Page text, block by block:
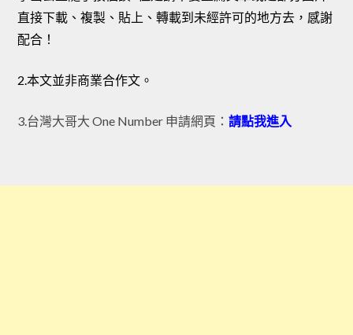
直接下載、複製、貼上、轉載到未經許可的地方去，感謝
配合！
2.本文並非商業合作文。
3.台灣大哥大 One Number 申請網頁： 請點我進入